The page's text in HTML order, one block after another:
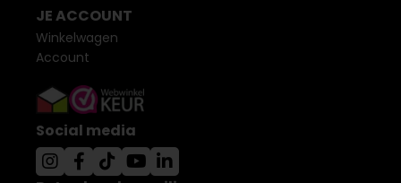
JE ACCOUNT
Winkelwagen
Account
Social media